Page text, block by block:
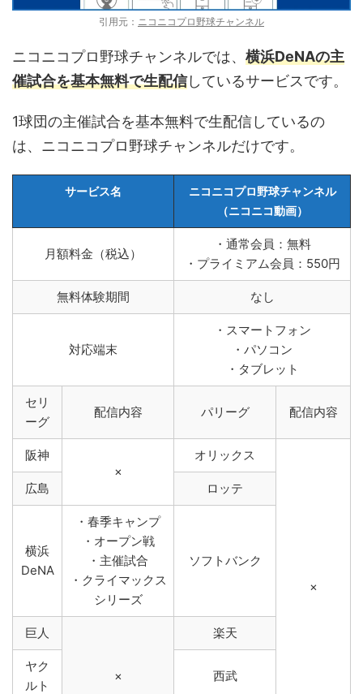
引用元： ニコニコプロ野球チャンネル
ニコニコプロ野球チャンネルでは、 横浜DeNAの主
催試合を基本無料で生配信しているサービスです。
1球団の主催試合を基本無料で生配信しているの
は、ニコニコプロ野球チャンネルだけです。
サービス名
ニコニコプロ野球チャンネル
（ニコニコ動画）
月額料金（税込）
・通常会員：無料
・プライミアム会員：550円
無料体験期間 なし
対応端末
・スマートフォン
・パソコン
・タブレット
セリ
ーグ
配信内容 パリーグ 配信内容
阪神
×
オリックス
×
広島 ロッテ
横浜
DeNA
・春季キャンプ
・オープン戦
・主催試合
・クライマックス
シリーズ
ソフトバンク
巨人
×
楽天
ヤク
ルト
西武